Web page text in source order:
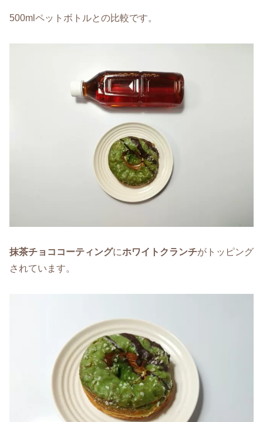
500mlペットボトルとの比較です。
抹茶チョココーティングにホワイトクランチがトッピング
されています。